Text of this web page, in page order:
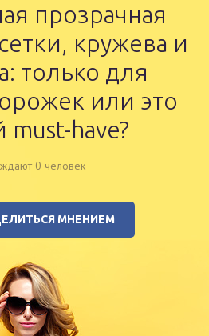
прозрачная
кружева и
только для
или это
have?
0 человек
МНЕНИЕМ